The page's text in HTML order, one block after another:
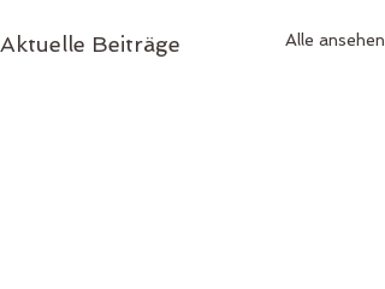
Aktuelle Beiträge Alle ansehen